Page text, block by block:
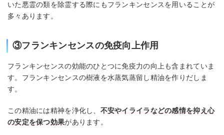
いた悪霊の類を除霊する際にもフランキンセンスを用いることが
多々あります。
③フランキンセンスの免疫向上作用
フランキンセンスの効能のひとつに免疫力の向上も含まれていま
す。フランキンセンスの樹液を水蒸気蒸留し精油を作りだしま
す。
この精油には精神を浄化し、 不安やイライラなどの感情を抑え心
の安定を保つ効果があります。